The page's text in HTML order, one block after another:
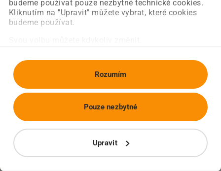
budeme používat pouze nezbytné technické cookies.
Kliknutím na "Upravit" můžete vybrat, které cookies
budeme používat.
Rozumím
Upravit
Pouze nezbytné